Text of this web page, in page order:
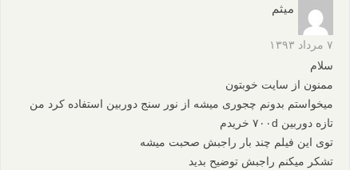
میثم
۷ مرداد ۱۳۹۳
سلام
ممنون از سایت خوبتون
میخواستم بدونم چجوری میشه از نور سنج دوربین استفاده کرد من
تازه دوربین ۷۰۰d خریدم
توی این فیلم چند بار راجبش صحبت میشه
تشکر میکنم راجبش توضیح بدید